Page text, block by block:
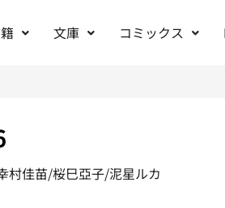
文庫 コミックス
村佳苗/桜巳亞子/泥星ルカ